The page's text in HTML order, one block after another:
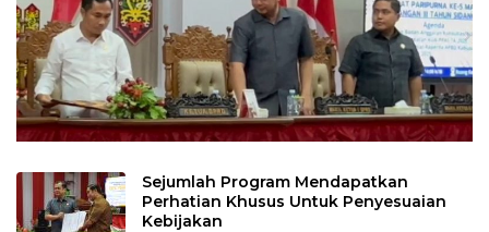
Sejumlah Program Mendapatkan
Perhatian Khusus Untuk Penyesuaian
Kebijakan